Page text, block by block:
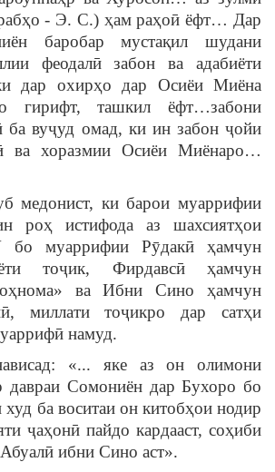
- Э. С.) ҳам раҳоӣ ёфт… Дар
баробар мустақил шудани
феодалӣ забон ва адабиёти
дар охирҳо дар Осиёи Миёна
гирифт, ташкил ёфт…забони
ба вуҷуд омад, ки ин забон ҷойи
ва хоразмии Осиёи Миёнаро…
медонист, ки барои муаррифии
роҳ истифода аз шахсиятҳои
бо муаррифии Рӯдакӣ ҳамчун
тоҷик, Фирдавсӣ ҳамчун
ва Ибни Сино ҳамчун
миллати тоҷикро дар сатҳи
намуд.
«... яке аз он олимони
давраи Сомониён дар Бухоро бо
ба воситаи он китобҳои нодир
ҷаҳонӣ пайдо кардааст, соҳиби
ибни Сино аст».